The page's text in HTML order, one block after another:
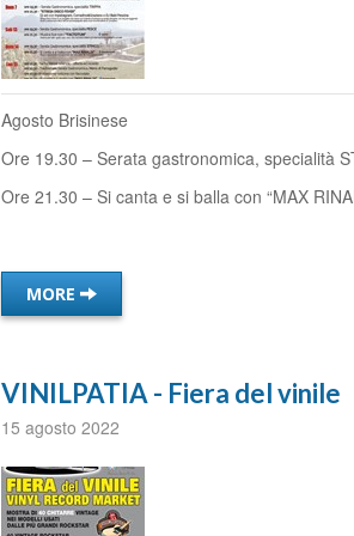
Agosto Brisinese
Ore 19.30 – Serata gastronomica, specialità
Ore 21.30 – Si canta e si balla con “MAX
MORE
VINILPATIA - Fiera del vinile
15 agosto 2022